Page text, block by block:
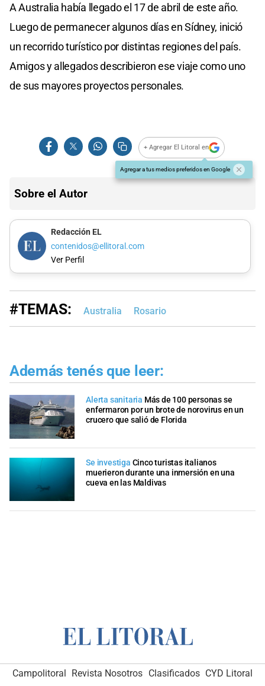
A Australia había llegado el 17 de abril de este año.
Luego de permanecer algunos días en Sídney, inició
un recorrido turístico por distintas regiones del país.
Amigos y allegados describieron ese viaje como uno
de sus mayores proyectos personales.
+ Agregar El Litoral en
Agregar a tus medios preferidos en Google
Sobre el Autor
Redacción EL
contenidos@ellitoral.com
Ver Perfil
#TEMAS: Australia Rosario
Además tenés que leer:
Alerta sanitaria Más de 100 personas se
enfermaron por un brote de norovirus en un
crucero que salió de Florida
Se investiga Cinco turistas italianos
muerieron durante una inmersión en una
cueva en las Maldivas
Campolitoral Revista Nosotros Clasificados CYD Litoral